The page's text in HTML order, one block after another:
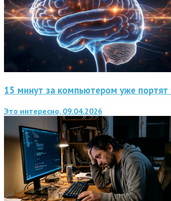
15 минут за компьютером уже портят
Это интересно, 09.04.2026